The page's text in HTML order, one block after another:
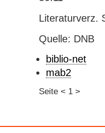
Literaturverz.
Quelle: DNB
biblio-net
mab2
Seite < 1 >